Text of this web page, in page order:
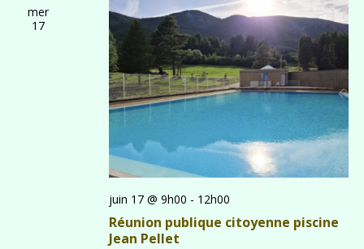
mer
17
Réunion publique citoyenne piscine
Jean Pellet
juin 17 @ 9h00 - 12h00